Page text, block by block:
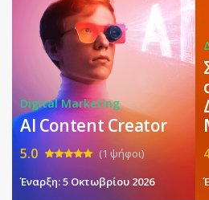
Digital Marketing
ΑΙ Content Creator
5.0
(1 ψήφοι)
Έναρξη: 5 Οκτωβρίου 2026